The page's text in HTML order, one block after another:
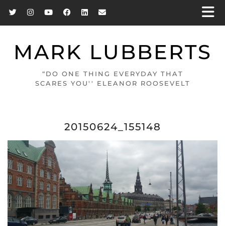
MARK LUBBERTS
“DO ONE THING EVERYDAY THAT
SCARES YOU'' ELEANOR ROOSEVELT
20150624_155148